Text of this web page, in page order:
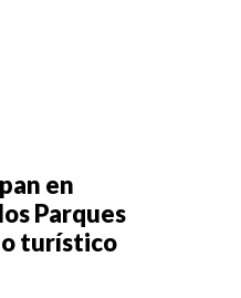
en
Parques
turístico